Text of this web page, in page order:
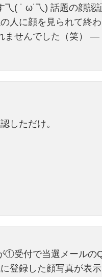
( ˙ ω˙乁) 話題の顔認
人に顔を見られて終
ませんでした（笑） —
しただけ。
①受付で当選メールの
登録した顔写真が表